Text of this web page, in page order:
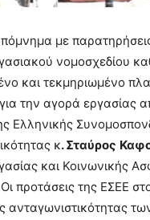
με
νομοσχεδίου
και τεκμηριωμένο
την αγορά εργασίας
Ελληνικής
κ. Σταύρος
και Κοινωνικής
Οι προτάσεις της ΕΣΕΕ
ανταγωνιστικότητας